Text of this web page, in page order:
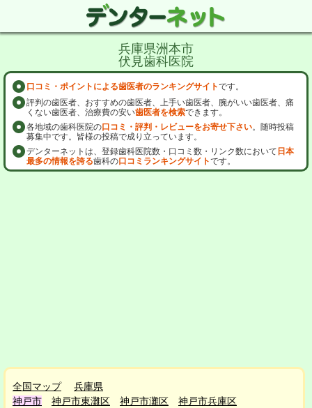
兵庫県洲本市
伏見歯科医院
口コミ・ポイントによる歯医者のランキングサイトです。
評判の歯医者、おすすめの歯医者、上手い歯医者、腕がいい歯医者、痛
くない歯医者、治療費の安い歯医者を検索できます。
各地域の歯科医院の口コミ・評判・レビューをお寄せ下さい。随時投稿
募集中です。皆様の投稿で成り立っています。
デンターネットは、登録歯科医院数・口コミ数・リンク数において 日本
最多の情報を誇る歯科の口コミランキングサイトです。
全国マップ
兵庫県
神戸市
神戸市東灘区 神戸市灘区
神戸市兵庫区